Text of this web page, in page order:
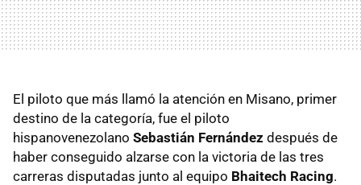
El piloto que más llamó la atención en Misano, primer
destino de la categoría, fue el piloto
hispanovenezolano Sebastián Fernández después de
haber conseguido alzarse con la victoria de las tres
carreras disputadas junto al equipo Bhaitech Racing.